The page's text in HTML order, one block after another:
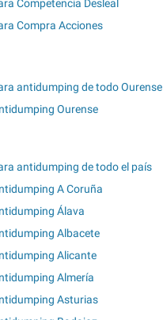
Competencia Desleal
Compra Acciones
antidumping de todo Ourense
Ourense
antidumping de todo el país
A Coruña
Álava
Albacete
Alicante
Almería
Asturias